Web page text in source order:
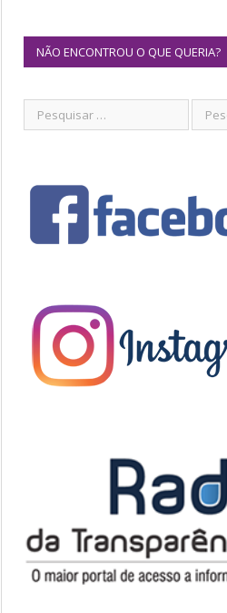
NÃO ENCONTROU O QUE QUERIA?